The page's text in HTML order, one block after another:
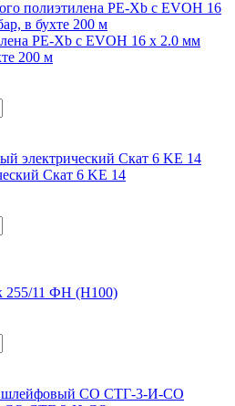
PE-Xb с EVOH 16 x 2.0 мм
200 м
Скат 6 KE 14
255/11 ФН (Н100)